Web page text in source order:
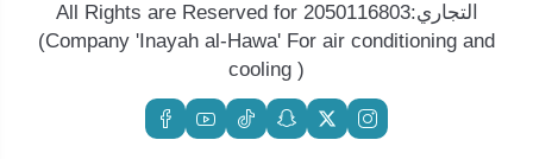
التجاري:2050116803 All Rights are Reserved for
(Company 'Inayah al-Hawa' For air conditioning and
cooling )